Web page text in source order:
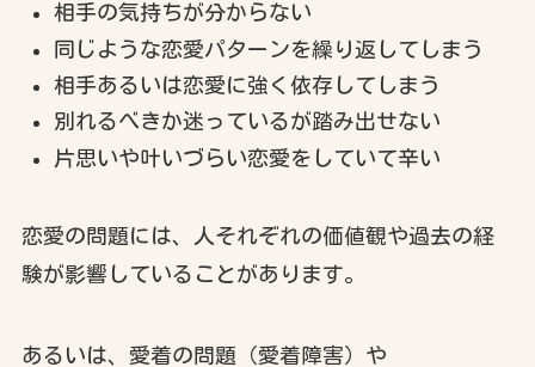
相手の気持ちが分からない
同じような恋愛パターンを繰り返してしまう
相手あるいは恋愛に強く依存してしまう
別れるべきか迷っているが踏み出せない
片思いや叶いづらい恋愛をしていて辛い
恋愛の問題には、人それぞれの価値観や過去の経
験が影響していることがあります。
あるいは、愛着の問題（愛着障害）や